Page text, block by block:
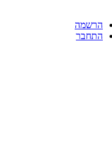
הרשמה
התחבר